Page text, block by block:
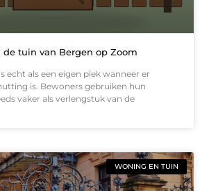
de tuin van Bergen op Zoom
echt als een eigen plek wanneer er
is. Bewoners gebruiken hun
vaker als verlengstuk van de
WONING EN TUIN